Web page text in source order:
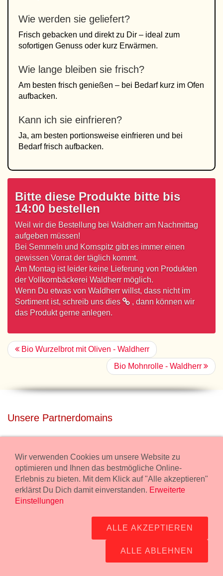
Wie werden sie geliefert?
Frisch gebacken und direkt zu Dir – ideal zum
sofortigen Genuss oder kurz Erwärmen.
Wie lange bleiben sie frisch?
Am besten frisch genießen – bei Bedarf kurz im Ofen
aufbacken.
Kann ich sie einfrieren?
Ja, am besten portionsweise einfrieren und bei
Bedarf frisch aufbacken.
Bitte diese Produkte bitte bis
14:00 bestellen
Weil wir die Bestellung bei Waldherr am Nachmittag
aufgeben müssen!
Bei Semmeln und Kornspitz gibt es immer einen
gewissen Vorrat der täglich kommt.
Am Montag ist leider keine Lieferung von Produkten
der Vollkornbäckerei Waldherr möglich.
Wenn Du etwas von Waldherr willst, dass nicht im
Sortiment ist, schreib uns dies
, dann können wir
das Produkt gerne anlegen.
Bio Wurzelbrot mit Oliven - Waldherr
Bio Mohnrolle - Waldherr
Unsere Partnerdomains
Miete unser Haus bei Wiener Neustadt für Deine Party mit
Übernachtung.
freilaender.at
Wurstmanufaktur Markus Kollecker GmbH,
Wir verwenden Cookies um unsere Website zu
optimieren und Ihnen das bestmögliche Online-
Erlebnis zu bieten. Mit dem Klick auf "Alle akzeptieren"
erklärst Du Dich damit einverstanden. Erweiterte
Einstellungen
ALLE AKZEPTIEREN
ALLE ABLEHNEN